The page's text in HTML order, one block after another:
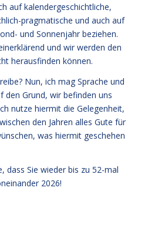
auf kalendergeschichtliche,
pragmatische und auch auf
und Sonnenjahr beziehen.
und wir werden den
herausfinden können.
Nun, ich mag Sprache und
den Grund, wir befinden uns
nutze hiermit die Gelegenheit,
den Jahren alles Gute für
was hiermit geschehen
dass Sie wieder bis zu 52-mal
2026!